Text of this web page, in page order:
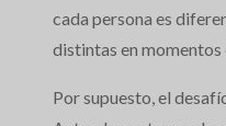
cada persona es
distintas en
Por supuesto, el